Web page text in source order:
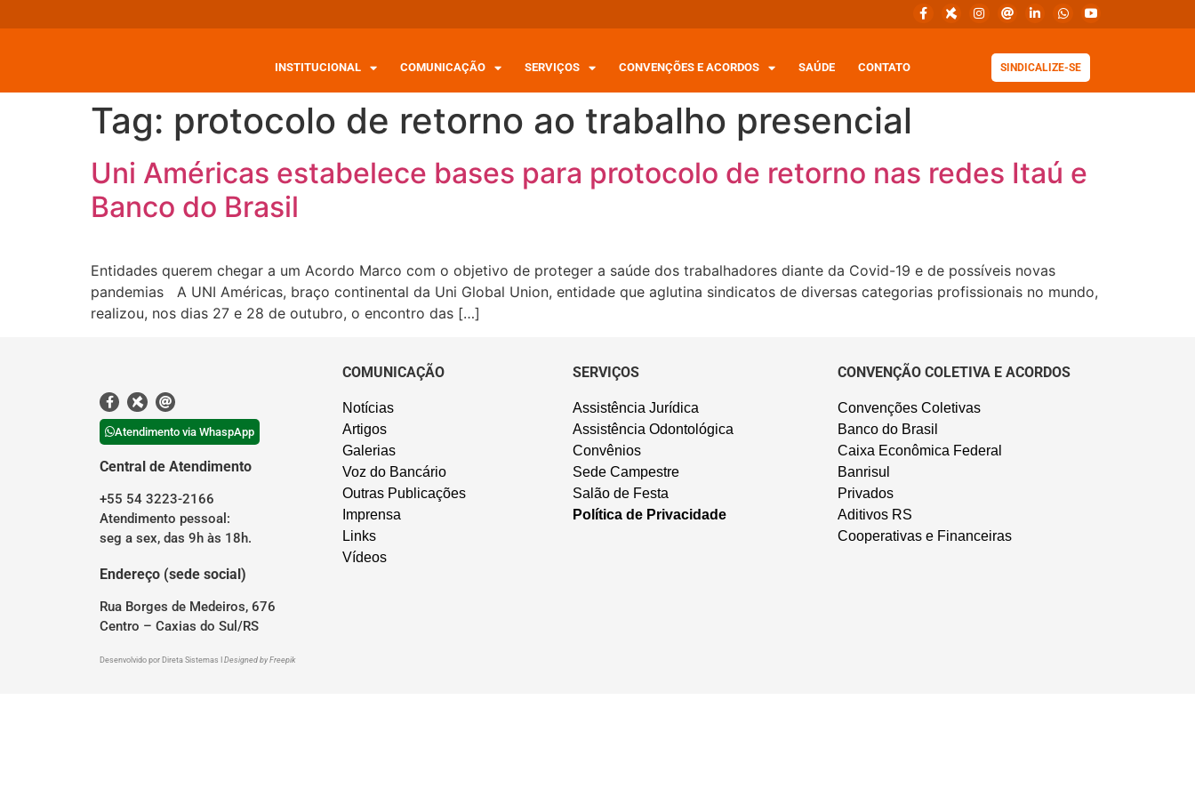
INSTITUCIONAL COMUNICAÇÃO SERVIÇOS CONVENÇÕES E ACORDOS SAÚDE CONTATO SINDICALIZE-SE
Tag: protocolo de retorno ao trabalho presencial
Uni Américas estabelece bases para protocolo de retorno nas redes Itaú e
Banco do Brasil
Entidades querem chegar a um Acordo Marco com o objetivo de proteger a saúde dos trabalhadores diante da Covid-19 e de possíveis novas
pandemias A UNI Américas, braço continental da Uni Global Union, entidade que aglutina sindicatos de diversas categorias profissionais no mundo,
realizou, nos dias 27 e 28 de outubro, o encontro das […]
Atendimento via WhaspApp
Central de Atendimento
+55 54 3223-2166
Atendimento pessoal:
seg a sex, das 9h às 18h.
Endereço (sede social)
Rua Borges de Medeiros, 676
Centro – Caxias do Sul/RS
Desenvolvido por Direta Sistemas Designed by Freepik
COMUNICAÇÃO
Notícias
Artigos
Galerias
Voz do Bancário
Outras Publicações
Imprensa
Links
Vídeos
SERVIÇOS
Assistência Jurídica
Assistência Odontológica
Convênios
Sede Campestre
Salão de Festa
Política de Privacidade
CONVENÇÃO COLETIVA E ACORDOS
Convenções Coletivas
Banco do Brasil
Caixa Econômica Federal
Banrisul
Privados
Aditivos RS
Cooperativas e Financeiras